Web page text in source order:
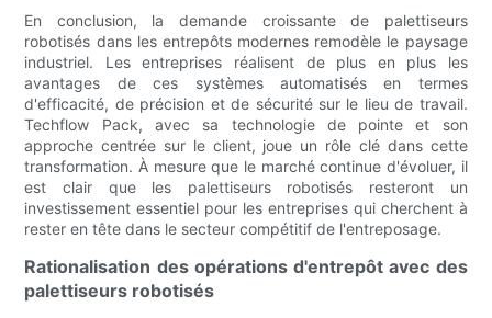
En conclusion, la demande croissante de palettiseurs
robotisés dans les entrepôts modernes remodèle le paysage
industriel. Les entreprises réalisent de plus en plus les
avantages de ces systèmes automatisés en termes
d'efficacité, de précision et de sécurité sur le lieu de travail.
Techflow Pack, avec sa technologie de pointe et son
approche centrée sur le client, joue un rôle clé dans cette
transformation. À mesure que le marché continue d'évoluer, il
est clair que les palettiseurs robotisés resteront un
investissement essentiel pour les entreprises qui cherchent à
rester en tête dans le secteur compétitif de l'entreposage.
Rationalisation des opérations d'entrepôt avec des
palettiseurs robotisés